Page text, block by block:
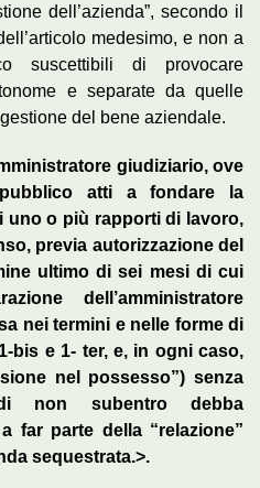
dell’azienda”, secondo il
medesimo, e non a
suscettibili di provocare
e separate da quelle
del bene aziendale.
giudiziario, ove
atti a fondare la
uno o più rapporti di lavoro,
previa autorizzazione del
ultimo di sei mesi di cui
dell’amministratore
nei termini e nelle forme di
bis e 1- ter, e, in ogni caso,
nel possesso”) senza
non subentro debba
far parte della “relazione”
sequestrata.>.